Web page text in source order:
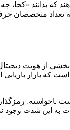
بدانند «کجا، چه
تعداد متخصصان
از هویت
بازار بازیابی
به این شدت وجود